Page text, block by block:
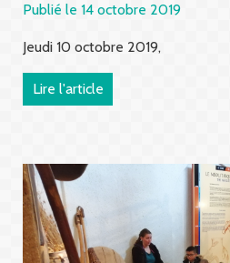
Publié le 14 octobre 2019
Jeudi 10 octobre 2019,
Lire l'article